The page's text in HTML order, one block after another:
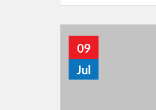
09
Jul